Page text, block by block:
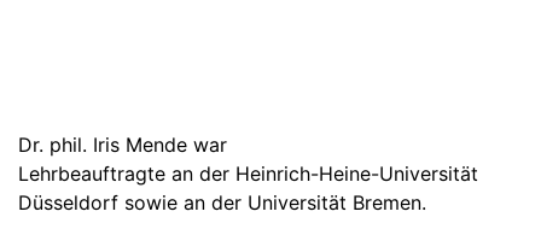
Dr. phil. Iris Mende war
Lehrbeauftragte an der Heinrich-Heine-Universität
Düsseldorf sowie an der Universität Bremen.